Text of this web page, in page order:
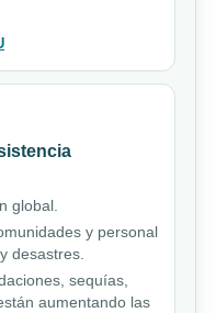
global.
y personal
desastres.
sequías,
aumentando las